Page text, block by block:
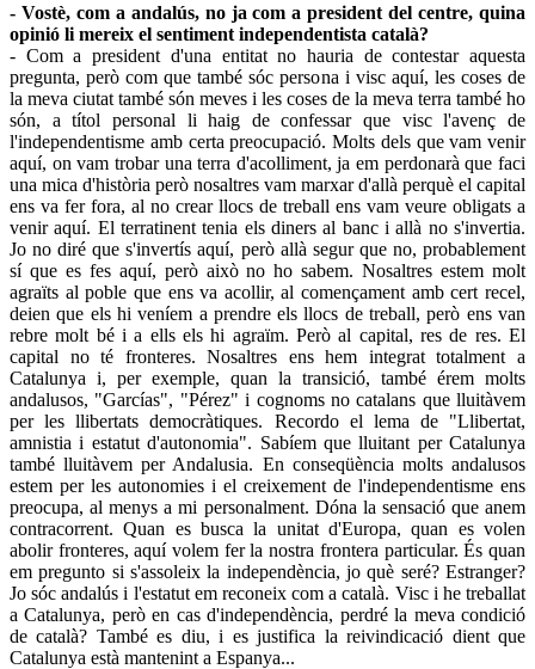
- Vostè, com a andalús, no ja com a president del centre, quina
opinió li mereix el sentiment independentista català?
- Com a president d'una entitat no hauria de contestar aquesta
pregunta, però com que també sóc persona i visc aquí, les coses de
la meva ciutat també són meves i les coses de la meva terra també ho
són, a títol personal li haig de confessar que visc l'avenç de
l'independentisme amb certa preocupació. Molts dels que vam venir
aquí, on vam trobar una terra d'acolliment, ja em perdonarà que faci
una mica d'història però nosaltres vam marxar d'allà perquè el capital
ens va fer fora, al no crear llocs de treball ens vam veure obligats a
venir aquí. El terratinent tenia els diners al banc i allà no s'invertia.
Jo no diré que s'invertís aquí, però allà segur que no, probablement
sí que es fes aquí, però això no ho sabem. Nosaltres estem molt
agraïts al poble que ens va acollir, al començament amb cert recel,
deien que els hi veníem a prendre els llocs de treball, però ens van
rebre molt bé i a ells els hi agraïm. Però al capital, res de res. El
capital no té fronteres. Nosaltres ens hem integrat totalment a
Catalunya i, per exemple, quan la transició, també érem molts
andalusos, "Garcías", "Pérez" i cognoms no catalans que lluitàvem
per les llibertats democràtiques. Recordo el lema de "Llibertat,
amnistia i estatut d'autonomia". Sabíem que lluitant per Catalunya
també lluitàvem per Andalusia. En conseqüència molts andalusos
estem per les autonomies i el creixement de l'independentisme ens
preocupa, al menys a mi personalment. Dóna la sensació que anem
contracorrent. Quan es busca la unitat d'Europa, quan es volen
abolir fronteres, aquí volem fer la nostra frontera particular. És quan
em pregunto si s'assoleix la independència, jo què seré? Estranger?
Jo sóc andalús i l'estatut em reconeix com a català. Visc i he treballat
a Catalunya, però en cas d'independència, perdré la meva condició
de català? També es diu, i es justifica la reivindicació dient que
Catalunya està mantenint a Espanya...